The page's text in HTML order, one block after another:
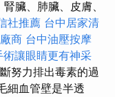
臟、肺臟、皮膚、
社推薦 台中居家清
商 台中油壓按摩
術讓眼睛更有神采
努力排出毒素的過
細血管壁是半透